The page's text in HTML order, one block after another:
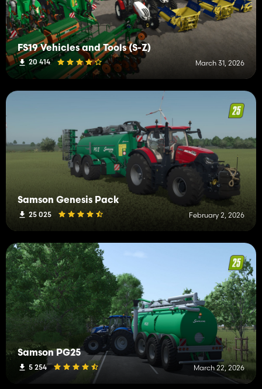
FS19 Vehicles and Tools (S-Z)
20 414 March 31, 2026
Samson Genesis Pack
25 025 February 2, 2026
Samson PG25
5 254 March 22, 2026